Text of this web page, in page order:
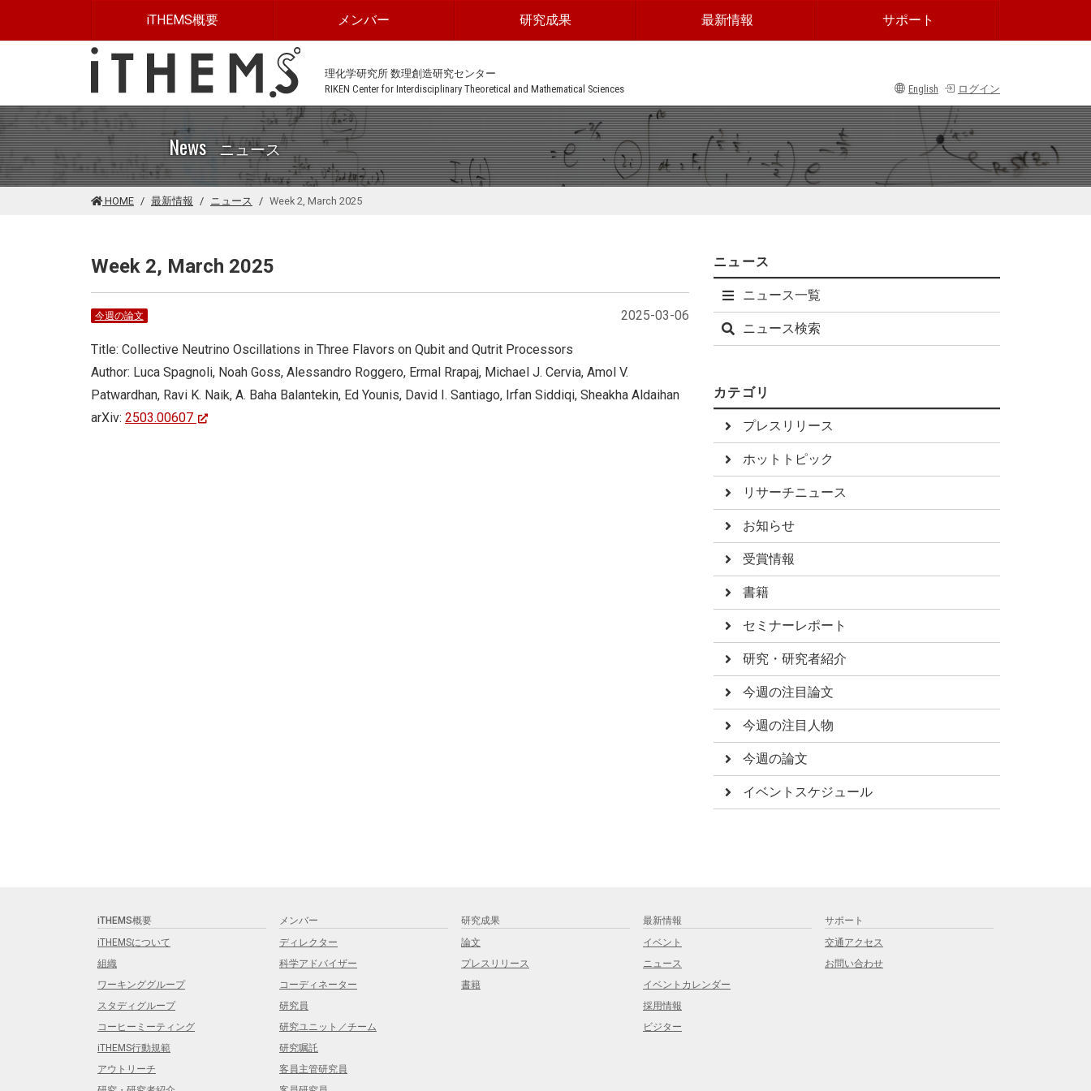
iTHEMS概要 メンバー 研究成果 最新情報 サポート
理化学研究所 数理創造研究センター
RIKEN Center for Interdisciplinary Theoretical and Mathematical Sciences
English ログイン
News ニュース
HOME 最新情報 ニュース Week 2, March 2025
Week 2, March 2025
2025-03-06
今週の論文
Title: Collective Neutrino Oscillations in Three Flavors on Qubit and Qutrit Processors
Author: Luca Spagnoli, Noah Goss, Alessandro Roggero, Ermal Rrapaj, Michael J. Cervia, Amol V.
Patwardhan, Ravi K. Naik, A. Baha Balantekin, Ed Younis, David I. Santiago, Irfan Siddiqi, Sheakha Aldaihan
arXiv: 2503.00607
ニュース
ニュース一覧
ニュース検索
カテゴリ
プレスリリース
ホットトピック
リサーチニュース
お知らせ
受賞情報
書籍
セミナーレポート
研究・研究者紹介
今週の注目論文
今週の注目人物
今週の論文
イベントスケジュール
iTHEMS概要
iTHEMSについて
組織
ワーキンググループ
スタディグループ
コーヒーミーティング
iTHEMS行動規範
アウトリーチ
メンバー
ディレクター
科学アドバイザー
コーディネーター
研究員
研究ユニット／チーム
研究嘱託
客員主管研究員
研究成果
論文
プレスリリース
書籍
最新情報
イベント
ニュース
イベントカレンダー
採用情報
ビジター
サポート
交通アクセス
お問い合わせ